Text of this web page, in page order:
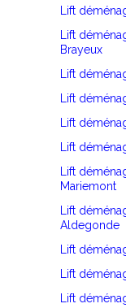
Lift
Lift
Brayeux
Lift
Lift
Lift
Lift
Lift
Mariemont
Lift
Aldegonde
Lift
Lift
Lift